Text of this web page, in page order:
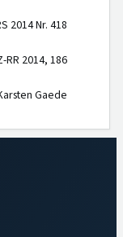
2014 Nr. 418
RR 2014, 186
Gaede